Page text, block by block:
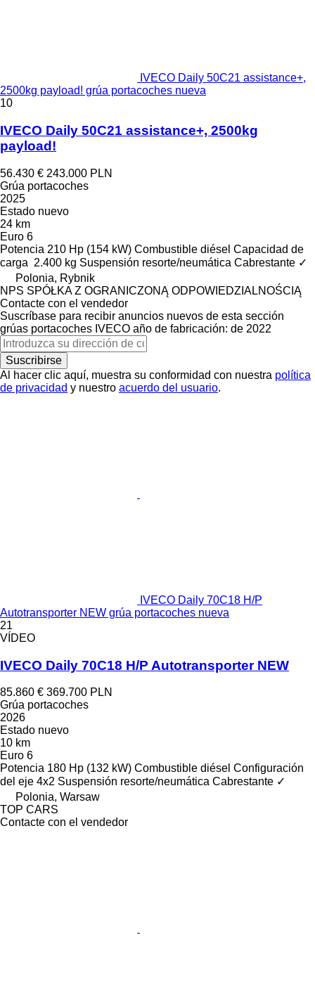
IVECO Daily 50C21 assistance+,
2500kg payload! grúa portacoches nueva
10
IVECO Daily 50C21 assistance+, 2500kg
payload!
56.430 € 243.000 PLN
Grúa portacoches
2025
Estado nuevo
24 km
Euro 6
Potencia 210 Hp (154 kW) Combustible diésel Capacidad de
carga 2.400 kg Suspensión resorte/neumática Cabrestante ✓
Polonia, Rybnik
NPS SPÓŁKA Z OGRANICZONĄ ODPOWIEDZIALNOŚCIĄ
Contacte con el vendedor
Suscríbase para recibir anuncios nuevos de esta sección
grúas portacoches IVECO año de fabricación: de 2022
Suscribirse
Al hacer clic aquí, muestra su conformidad con nuestra política
de privacidad y nuestro acuerdo del usuario.
IVECO Daily 70C18 H/P
Autotransporter NEW grúa portacoches nueva
21
VÍDEO
IVECO Daily 70C18 H/P Autotransporter NEW
85.860 € 369.700 PLN
Grúa portacoches
2026
Estado nuevo
10 km
Euro 6
Potencia 180 Hp (132 kW) Combustible diésel Configuración
del eje 4x2 Suspensión resorte/neumática Cabrestante ✓
Polonia, Warsaw
TOP CARS
Contacte con el vendedor